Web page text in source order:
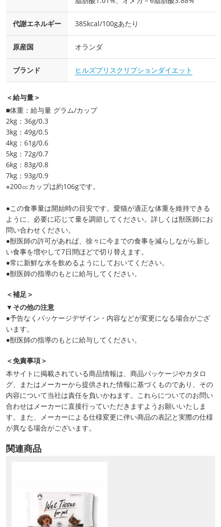
代謝エネルギー 385kcal/100gあたり
原産国 オランダ
ブランド ヒルズプリスクリプションダイエット
＜給与量＞
■体重：給与量 グラム/カップ
2kg：36g/0.3
3kg：49g/0.5
4kg：61g/0.6
5kg：72g/0.7
6kg：83g/0.8
7kg：93g/0.9
※200㏄カップは約106gです。
●この食事量は開始時の目安です。愛猫が適正な体重を維持できる
ように、必要に応じて量を調節してください。詳しくは獣医師にお
問い合わせください。
●獣医師の許可があれば、徐々に今までの食事を減らしながら新し
い食事を増やして7日間ほどで切り替えます。
●常に新鮮な水を飲めるようにしておいてください。
●獣医師の指導のもとに給与してください。
＜補足＞
▼その他の注意
●予告なくパッケージデザイン・内容などが変更になる場合がござ
います。
●獣医師の指導のもとに給与してください。
＜免責事項＞
本サイトに掲載されている商品情報は、商品パッケージやカタロ
グ、またはメーカーから提供された情報に基づくものであり、その
内容について当社は責任を負いかねます。これらについてのお問い
合わせはメーカーに直接行っていただきますようお願いいたしま
す。また、メーカーによる仕様変更に伴い商品の表記と実際の仕様
が異なる場合がございます。
関連商品